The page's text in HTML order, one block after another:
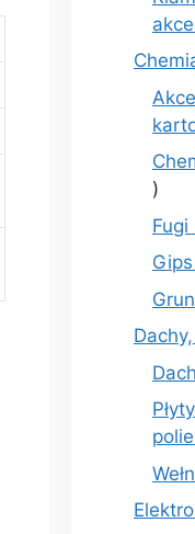
5
Fugi